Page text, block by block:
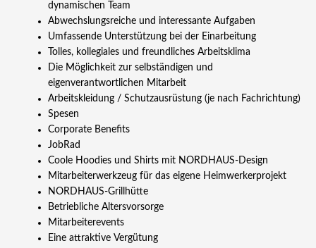
dynamischen Team
Abwechslungsreiche und interessante Aufgaben
Umfassende Unterstützung bei der Einarbeitung
Tolles, kollegiales und freundliches Arbeitsklima
Die Möglichkeit zur selbständigen und
eigenverantwortlichen Mitarbeit
Arbeitskleidung / Schutzausrüstung (je nach Fachrichtung)
Spesen
Corporate Benefits
JobRad
Coole Hoodies und Shirts mit NORDHAUS-Design
Mitarbeiterwerkzeug für das eigene Heimwerkerprojekt
NORDHAUS-Grillhütte
Betriebliche Altersvorsorge
Mitarbeiterevents
Eine attraktive Vergütung